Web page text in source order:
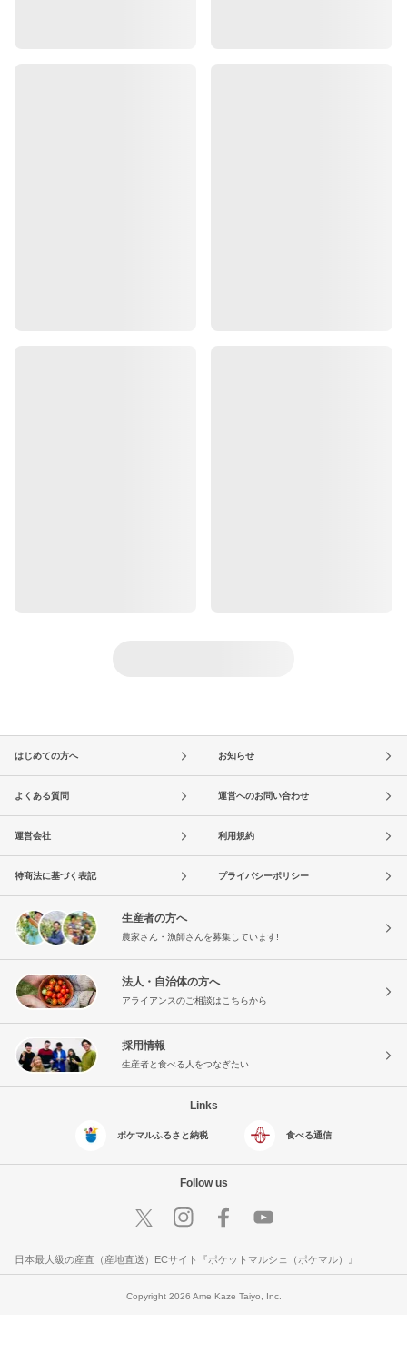
はじめての方へ お知らせ
よくある質問 運営へのお問い合わせ
運営会社 利用規約
特商法に基づく表記 プライバシーポリシー
生産者の方へ
農家さん・漁師さんを募集しています!
法人・自治体の方へ
アライアンスのご相談はこちらから
採用情報
生産者と食べる人をつなぎたい
Links
ポケマルふるさと納税 食べる通信
Follow us
日本最大級の産直（産地直送）ECサイト『ポケットマルシェ（ポケマル）』
Copyright 2026 Ame Kaze Taiyo, Inc.